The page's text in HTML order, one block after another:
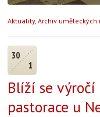
Aktuality, Archiv uměleckých
30
1
Blíží se
pastorace u